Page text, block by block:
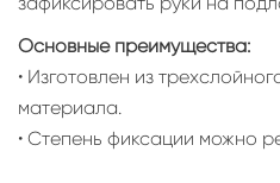
Основные преимущества:
• Изготовлен из
материала.
• Степень фиксации можно